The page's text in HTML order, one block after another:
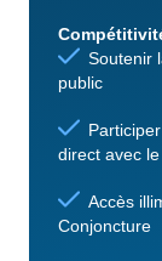
Soutenir
public
direct avec
Accès
Conjoncture